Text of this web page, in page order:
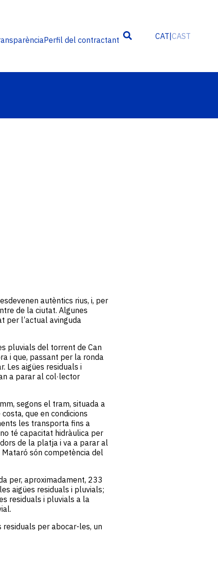
Perfil del contractant CAT CAST
autèntics rius, i, per
de la ciutat. Algunes
per l’actual avinguda
pluvials del torrent de Can
i que, passant per la ronda
Les aigües residuals i
a parar al col·lector
segons el tram, situada a
que en condicions
les transporta fins a
té capacitat hidràulica per
de la platja i va a parar al
Mataró són competència del
per, aproximadament, 233
aigües residuals i pluvials;
residuals i pluvials a la
residuals per abocar-les, un